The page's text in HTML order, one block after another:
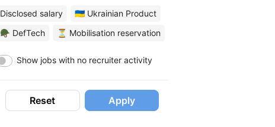
Disclosed salary
🇺🇦 Ukrainian Product
🪖 DefTech
⏳ Mobilisation reservation
Show jobs with no recruiter activity
Reset Apply